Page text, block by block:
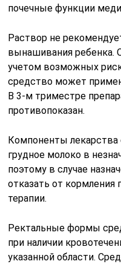
почечные функции
Раствор не
вынашивания ребенка.
учетом возможных
средство может
В 3-м триместре
противопоказан.
Компоненты
грудное молоко в
поэтому в случае
отказать от кормления
терапии.
Ректальные формы
при наличии
указанной области.